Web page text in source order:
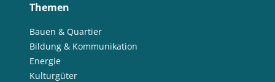
Themen
Bauen & Quartier
Bildung & Kommunikation
Energie
Kulturgüter